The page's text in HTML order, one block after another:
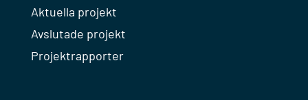
Aktuella projekt
Avslutade projekt
Projektrapporter